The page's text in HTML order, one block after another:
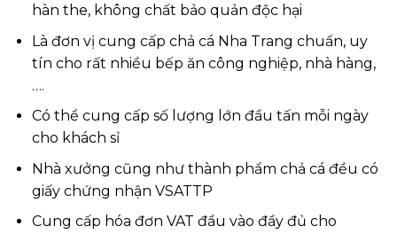
hàn the, không chất bảo quản độc hại
Là đơn vị cung cấp chả cá Nha Trang chuẩn, uy
tín cho rất nhiều bếp ăn công nghiệp, nhà hàng,
….
Có thể cung cấp số lượng lớn đầu tấn mỗi ngày
cho khách sỉ
Nhà xưởng cũng như thành phẩm chả cá đều có
giấy chứng nhận VSATTP
Cung cấp hóa đơn VAT đầu vào đầy đủ cho